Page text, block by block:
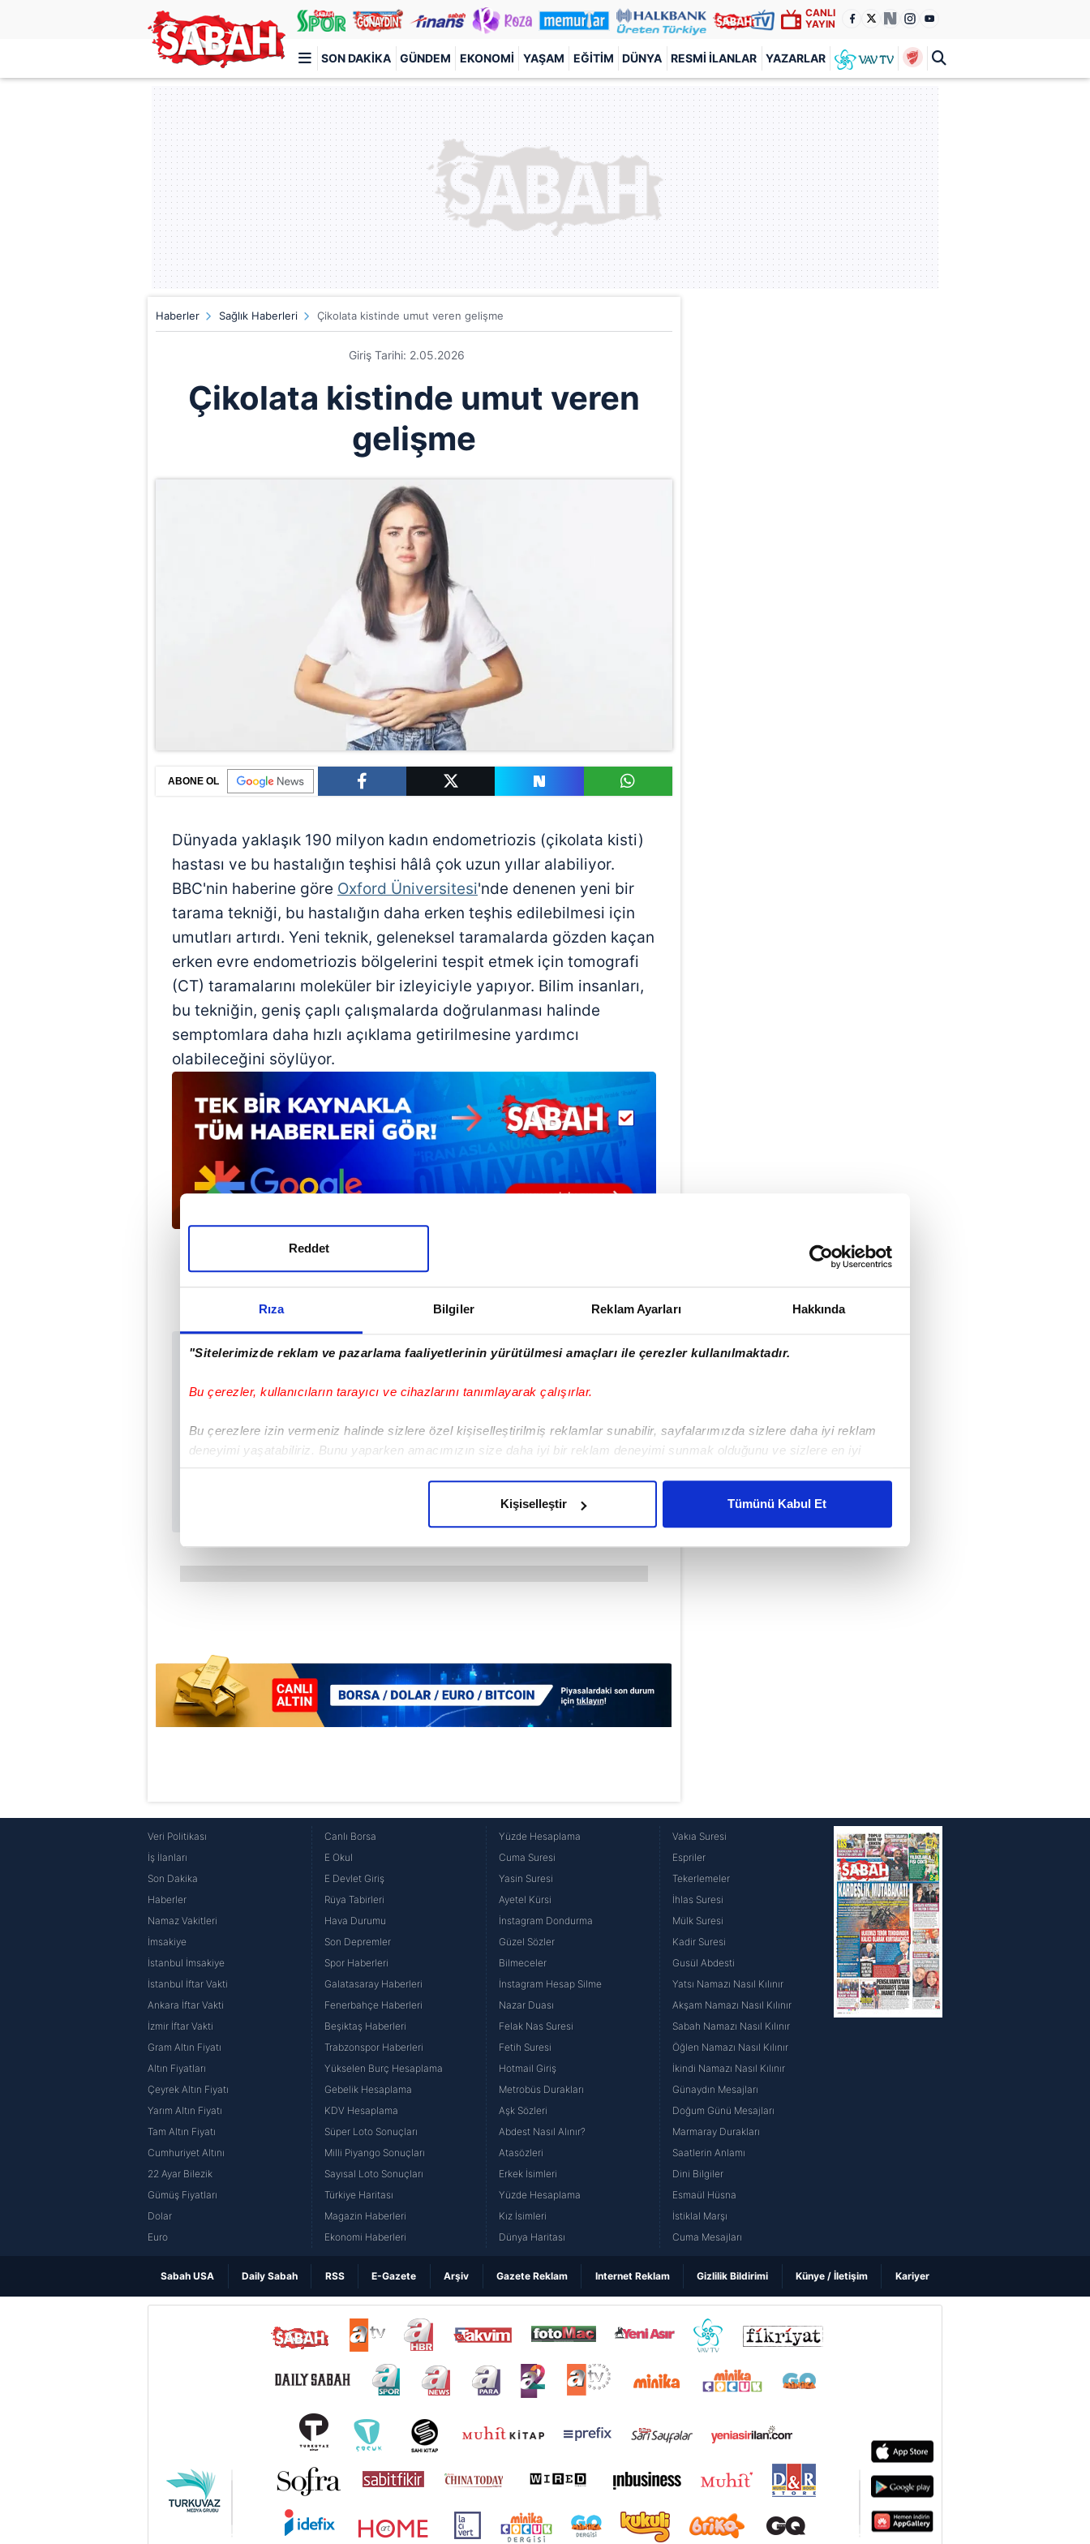
Rıza Bilgiler Reklam Ayarları Hakkında
"Sitelerimizde reklam ve pazarlama faaliyetlerinin yürütülmesi amaçları ile çerezler kullanılmaktadır.
Bu çerezler, kullanıcıların tarayıcı ve cihazlarını tanımlayarak çalışırlar.
Bu çerezlere izin vermeniz halinde sizlere özel kişiselleştirilmiş reklamlar sunabilir, sayfalarımızda sizlere daha iyi reklam
deneyimi yaşatabiliriz. Bunu yaparken amacımızın size daha iyi bir reklam deneyimi sunmak olduğunu ve sizlere en iyi
içerikleri sunabilmek adına elimizden gelen çabayı gösterdiğimizi ve bu noktada, reklamların maliyetlerimizi karşılamak
Her halükârda, kullanıcılar, bu çerezlere izin vermedikleri takdirde, kullanıcılara hedefli reklamlar gösterilmeyecektir."
çerezler vasıtasıyla çeşitli kişisel verileriniz işlenmekte olup gerekli olan çerezler bilgi toplumu hizmetlerinin sunulması
Çerezlere ilişkin tercihlerinizi aşağıda yer alan panel vasıtasıyla belirleyebilirsiniz. Çerezlere ilişkin detaylı bilgi için Ayarlar
butonuna tıklayabilir,Çerez Bilgilendirme Metnimiziziyaret edebilirsiniz.
6698 sayılı Kişisel Verilerin Korunması Kanunu uyarınca hazırlanmış Aydınlatma Metnimizi okumak ve sitemizde ilgili
Reddet
Kişiselleştir Tümünü Kabul Et
CANLI
YAYIN
SON DAKIKA GÜNDEM EKONOMI YAŞAM EĞITIM DÜNYA RESMI İLANLAR YAZARLAR
Türkiye'nin en iyi haber sitesi
Haberler Sağlık Haberleri Çikolata kistinde umut veren gelişme
Giriş Tarihi: 2.05.2026
Çikolata kistinde umut veren
gelişme
ABONE OL
Dünyada yaklaşık 190 milyon kadın endometriozis (çikolata kisti)
hastası ve bu hastalığın teşhisi hâlâ çok uzun yıllar alabiliyor.
BBC'nin haberine göre Oxford Üniversitesi'nde denenen yeni bir
tarama tekniği, bu hastalığın daha erken teşhis edilebilmesi için
umutları artırdı. Yeni teknik, geleneksel taramalarda gözden kaçan
erken evre endometriozis bölgelerini tespit etmek için tomografi
(CT) taramalarını moleküler bir izleyiciyle yapıyor. Bilim insanları,
bu tekniğin, geniş çaplı çalışmalarda doğrulanması halinde
semptomlara daha hızlı açıklama getirilmesine yardımcı
olabileceğini söylüyor.
Sabah.com.tr Uygulamamızı İndirin
Uygulamalara Özel Ayrıcalıkları Keşfedin!
Veri Politikası
İş İlanları
Son Dakika
Haberler
Namaz Vakitleri
İmsakiye
İstanbul İmsakiye
İstanbul İftar Vakti
Ankara İftar Vakti
İzmir İftar Vakti
Gram Altın Fiyatı
Altın Fiyatları
Çeyrek Altın Fiyatı
Yarım Altın Fiyatı
Tam Altın Fiyatı
Cumhuriyet Altını
22 Ayar Bilezik
Gümüş Fiyatları
Dolar
Euro
Canlı Borsa
E Okul
E Devlet Giriş
Rüya Tabirleri
Hava Durumu
Son Depremler
Spor Haberleri
Galatasaray Haberleri
Fenerbahçe Haberleri
Beşiktaş Haberleri
Trabzonspor Haberleri
Yükselen Burç Hesaplama
Gebelik Hesaplama
KDV Hesaplama
Süper Loto Sonuçları
Milli Piyango Sonuçları
Sayısal Loto Sonuçları
Türkiye Haritası
Magazin Haberleri
Ekonomi Haberleri
Yüzde Hesaplama
Cuma Suresi
Yasin Suresi
Ayetel Kürsi
İnstagram Dondurma
Güzel Sözler
Bilmeceler
İnstagram Hesap Silme
Nazar Duası
Felak Nas Suresi
Fetih Suresi
Hotmail Giriş
Metrobüs Durakları
Aşk Sözleri
Abdest Nasıl Alınır?
Atasözleri
Erkek İsimleri
Yüzde Hesaplama
Kız İsimleri
Dünya Haritası
Vakıa Suresi
Espriler
Tekerlemeler
İhlas Suresi
Mülk Suresi
Kadir Suresi
Gusül Abdesti
Yatsı Namazı Nasıl Kılınır
Akşam Namazı Nasıl Kılınır
Sabah Namazı Nasıl Kılınır
Öğlen Namazı Nasıl Kılınır
İkindi Namazı Nasıl Kılınır
Günaydın Mesajları
Doğum Günü Mesajları
Marmaray Durakları
Saatlerin Anlamı
Dini Bilgiler
Esmaül Hüsna
İstiklal Marşı
Cuma Mesajları
Sabah USA Daily Sabah RSS E-Gazete Arşiv Gazete Reklam Internet Reklam Gizlilik Bildirimi Künye / İletişim Kariyer